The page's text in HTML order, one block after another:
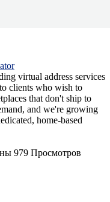
virtual address services
clients who wish to
that don't ship to
and we're growing
home-based
979 Просмотров